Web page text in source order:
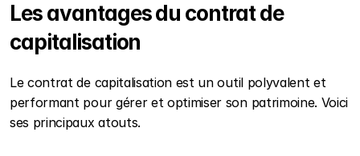
Les avantages du contrat de
capitalisation
Le contrat de capitalisation est un outil polyvalent et
performant pour gérer et optimiser son patrimoine. Voici
ses principaux atouts.